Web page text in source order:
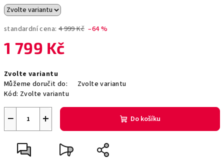
standardní cena: 4 999 Kč –64 %
1 799 Kč
cena:
Zvolte variantu
Můžeme doručit do:
Zvolte variantu
Kód: Zvolte variantu
+
− Do košíku